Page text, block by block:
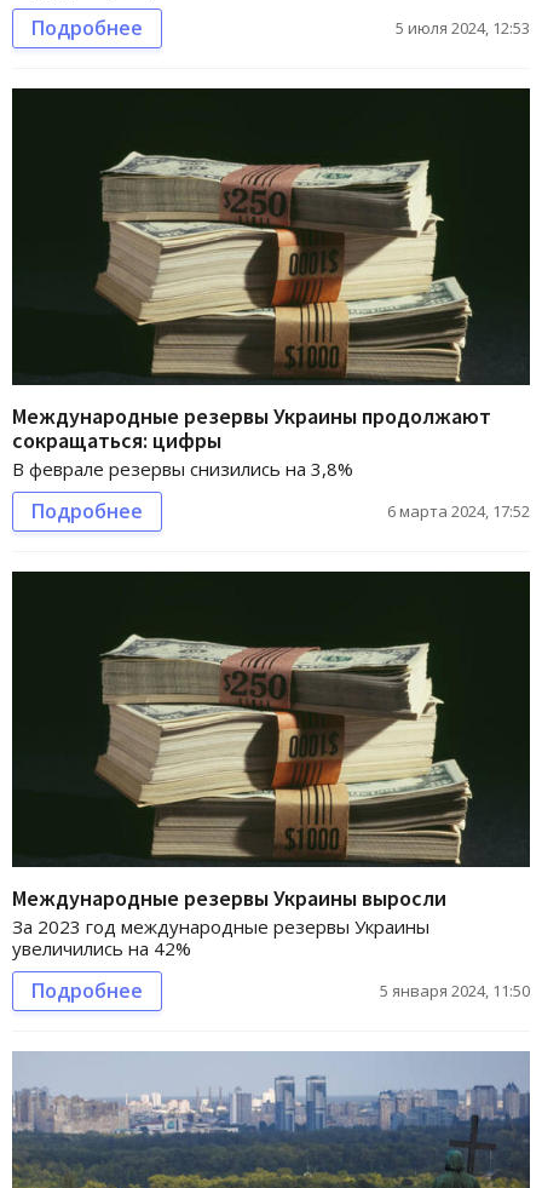
Подробнее 5 июля 2024, 12:53
Международные резервы Украины продолжают
сокращаться: цифры
В феврале резервы снизились на 3,8%
Подробнее 6 марта 2024, 17:52
Международные резервы Украины выросли
За 2023 год международные резервы Украины
увеличились на 42%
Подробнее 5 января 2024, 11:50